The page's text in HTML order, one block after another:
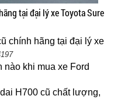
tại đại lý xe Toyota Sure
chính hãng tại đại lý xe
khi mua xe Ford
H700 cũ chất lượng,